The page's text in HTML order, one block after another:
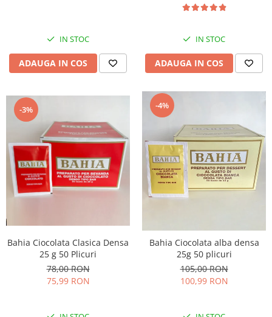
IN STOC
ADAUGA IN COS
IN STOC
ADAUGA IN COS
-3%
Bahia Ciocolata Clasica Densa
25 g 50 Plicuri
78,00 RON
75,99 RON
-4%
Bahia Ciocolata alba densa
25g 50 plicuri
105,00 RON
100,99 RON